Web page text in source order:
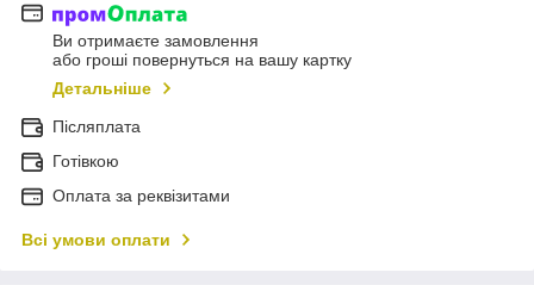
Ви отримаєте замовлення
або гроші повернуться на вашу картку
Детальніше
Післяплата
Готівкою
Оплата за реквізитами
Всі умови оплати